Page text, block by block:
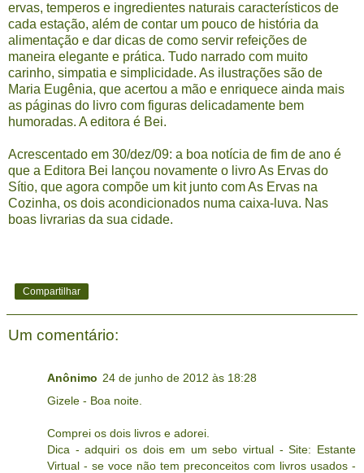
ervas, temperos e ingredientes naturais característicos de
cada estação, além de contar um pouco de história da
alimentação e dar dicas de como servir refeições de
maneira elegante e prática. Tudo narrado com muito
carinho, simpatia e simplicidade. As ilustrações são de
Maria Eugênia, que acertou a mão e enriquece ainda mais
as páginas do livro com figuras delicadamente bem
humoradas. A editora é Bei.
Acrescentado em 30/dez/09: a boa notícia de fim de ano é
que a Editora Bei lançou novamente o livro As Ervas do
Sítio, que agora compõe um kit junto com As Ervas na
Cozinha, os dois acondicionados numa caixa-luva. Nas
boas livrarias da sua cidade.
Compartilhar
Um comentário:
Anônimo 24 de junho de 2012 às 18:28
Gizele - Boa noite.
Comprei os dois livros e adorei.
Dica - adquiri os dois em um sebo virtual - Site: Estante
Virtual - se voce não tem preconceitos com livros usados -